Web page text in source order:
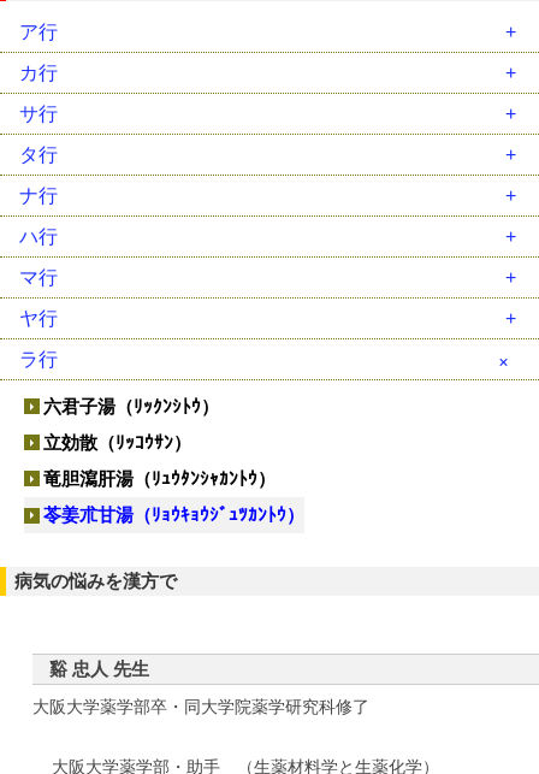
ア行
安中散（ｱﾝﾁｭｳｻﾝ）
胃苓湯（ｲﾚｲﾄｳ）
茵蔯蒿湯（ｲﾝﾁﾝｺｳﾄｳ）
温経湯（ｳﾝｹｲﾄｳ）
温清飲（ｳﾝｾｲｲﾝ）
越婢加朮湯（ｴｯﾋﾟｶｼﾞｭﾂﾄｳ）
カ行
藿香正気散（ｶｯｺｳｼｮｳｷｻﾝ）
葛根湯（ｶｯｺﾝﾄｳ）
葛根湯加川芎辛夷（ｶｯｺﾝﾄｳｶｾﾝｷｭｳｼﾝｲ）
加味逍遙散（ｶﾐｼｮｳﾖｳｻﾝ）
帰脾湯（ｷﾋﾄｳ）
芎帰調血飲（ｷｭｳｷﾁｮｳｹﾂｲﾝ）
桂枝茯苓丸（ｹｲｼﾌﾞｸﾘｮｳｶﾞﾝ）
啓脾湯（ｹｲﾋﾄｳ）
建中湯 類（ｹﾝﾁｭｳﾄｳ ﾙｲ）
五積散（ｺﾞｼｬｸｻﾝ）
呉茱萸湯（ｺﾞｼｭﾕﾄｳ）
サ行
柴胡加竜骨牡蛎湯（ｻｲｺｶﾘｭｳｺﾂﾎﾞﾚｲﾄｳ）
柴胡桂枝乾姜湯（ｻｲｺｹｲｼｶﾝｷｮｳﾄｳ）
柴胡桂枝湯（ｻｲｺｹｲｼﾄｳ）
柴胡清肝湯（ｻｲｺｾｲｶﾝﾄｳ）
三黄瀉心湯（ｻﾝｵｳｼｬｼﾝﾄｳ）
滋陰降火湯（ｼﾞｲﾝｺｳｶﾄｳ）
瀉心湯類（ｼｬｼﾝﾄｳﾙｲ）
十全大補湯（ｼﾞｭｳｾﾞﾝﾀｲﾎﾄｳ）
十味敗毒湯（ｼﾞｭｳﾐﾊｲﾄﾞｸﾄｳ）
潤腸湯（ｼﾞｭﾝﾁｮｳﾄｳ）
小青竜湯（ｼｮｳｾｲﾘｭｳﾄｳ）
辛夷清肺湯（ｼﾝｲｾｲﾊｲﾄｳ）
参蘇飲（ｼﾞﾝｿｲﾝ）
タ行
大建中湯（ﾀﾞｲｹﾝﾁｭｳﾄｳ）
大柴胡湯（ﾀﾞｲｻｲｺﾄｳ）
大承気湯（ﾀﾞｲｼﾞｮｳｷﾄｳ）
竹筎温胆湯（ﾁｸｼﾞｮｳﾝﾀﾝﾄｳ）
調胃承気湯（ﾁｮｳｲｼﾞｮｳｷﾄｳ）
釣藤散（ﾁｮｳﾄｳｻﾝ）
通導散（ﾂｳﾄﾞｳｻﾝ）
桃核承気湯（ﾄｳｶｸｼﾞｮｳｷﾄｳ）
当帰芍薬散（ﾄｳｷｼｬｸﾔｸｻﾝ）
ナ行
二陳湯（ﾆﾁﾝﾄｳ）
女神散（ﾆｮｼﾝｻﾝ）
人参湯（ﾆﾝｼﾞﾝﾄｳ）
人参養栄湯（ﾆﾝｼﾞﾝﾖｳｴｲﾄｳ）
ハ行
排膿散及湯（ﾊｲﾉｳｻﾝｷｭｳﾄｳ）
麦門冬湯（ﾊﾞｸﾓﾝﾄﾞｳﾄｳ）
八味地黄丸（ﾊﾁﾐｼﾞｵｳｶﾞﾝ）
半夏厚朴湯（ﾊﾝｹﾞｺｳﾎﾞｸﾄｳ）
半夏瀉心湯（ﾊﾝｹﾞｼｬｼﾝﾄｳ）
白虎加人参湯（ﾋﾞｬｯｺｶﾆﾝｼﾞﾝﾄｳ）
平胃散（ﾍｲｲｻﾝ）
防風通聖散（ﾎﾞｳﾌｳﾂｳｼｮｳｻﾝ）
補中益気湯（ﾎﾁｭｳｴｯｷﾄｳ）
マ行
麻黄湯（ﾏｵｳﾄｳ）
麻黄附子細辛湯（ﾏｵｳﾌﾞｼｻｲｼﾝﾄｳ）
ヤ行
抑肝散（ﾖｸｶﾝｻﾝ）
ラ行
六君子湯（ﾘｯｸﾝｼﾄｳ）
立効散（ﾘｯｺｳｻﾝ）
竜胆瀉肝湯（ﾘｭｳﾀﾝｼｬｶﾝﾄｳ）
苓姜朮甘湯（ﾘｮｳｷｮｳｼﾞｭﾂｶﾝﾄｳ）
病気の悩みを漢方で
谿 忠人 先生
大阪大学薬学部卒・同大学院薬学研究科修了
大阪大学薬学部・助手 （生薬材料学と生薬化学）